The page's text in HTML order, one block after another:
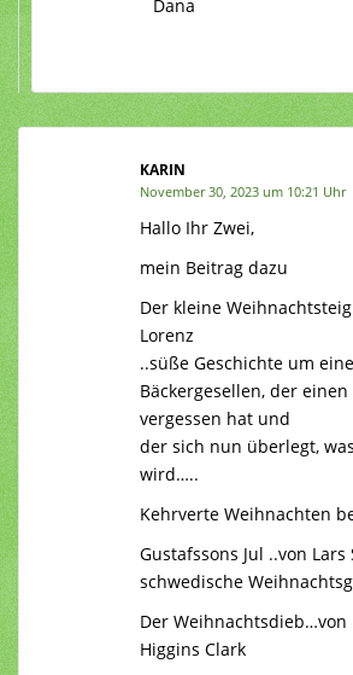
Dana
KARIN
November 30, 2023 um 10:21 Uhr
Hallo Ihr Zwei,
mein Beitrag dazu
Der kleine
Lorenz
..süße Geschichte um
Bäckergesellen, der
vergessen hat und
der sich nun überlegt,
wird…..
Kehrverte Weihnachten
Gustafssons Jul ..von
schwedische
Der Weihnachtsdieb…von
Higgins Clark